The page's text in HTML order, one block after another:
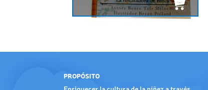
PROPÓSITO